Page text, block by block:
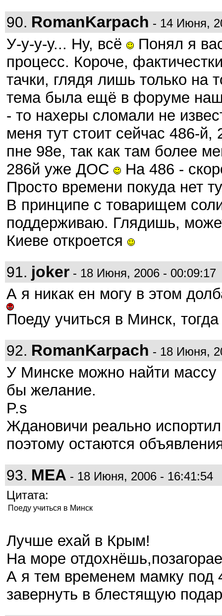
90. RomanKarpach - 14 Июня,
У-у-у-у... Ну, всё
Понял я
процесс. Короче,
тачки, глядя лишь только на
тема была ещё в форуме
- то нахеры сломали не
меня тут стоит сейчас 486-
пне 98е, так как там более
286й уже ДОС
На 486 -
Просто времени покуда нет
В принципе с товарищем
поддерживаю. Глядишь,
Киеве откроется
91. joker - 18 Июня, 2006 - 00:09:17
А я никак ен могу в этом
Поеду учиться в Минск,
92. RomanKarpach - 18 Июня,
У Минске можно найти
бы желание.
P.s
Ждановичи реально
поэтому остаются
93. MEA - 18 Июня, 2006 - 16:41:54
Цитата:
Поеду учиться в Минск
Лучше ехай в Крым!
На море
А я тем временем мамку под
завернуть в блестящую